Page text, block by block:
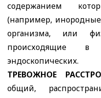
содержанием
(например, инородные
организма, или
происходящие
ТРЕВОЖНОЕ
общий,